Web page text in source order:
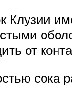
Клузии
от
сока